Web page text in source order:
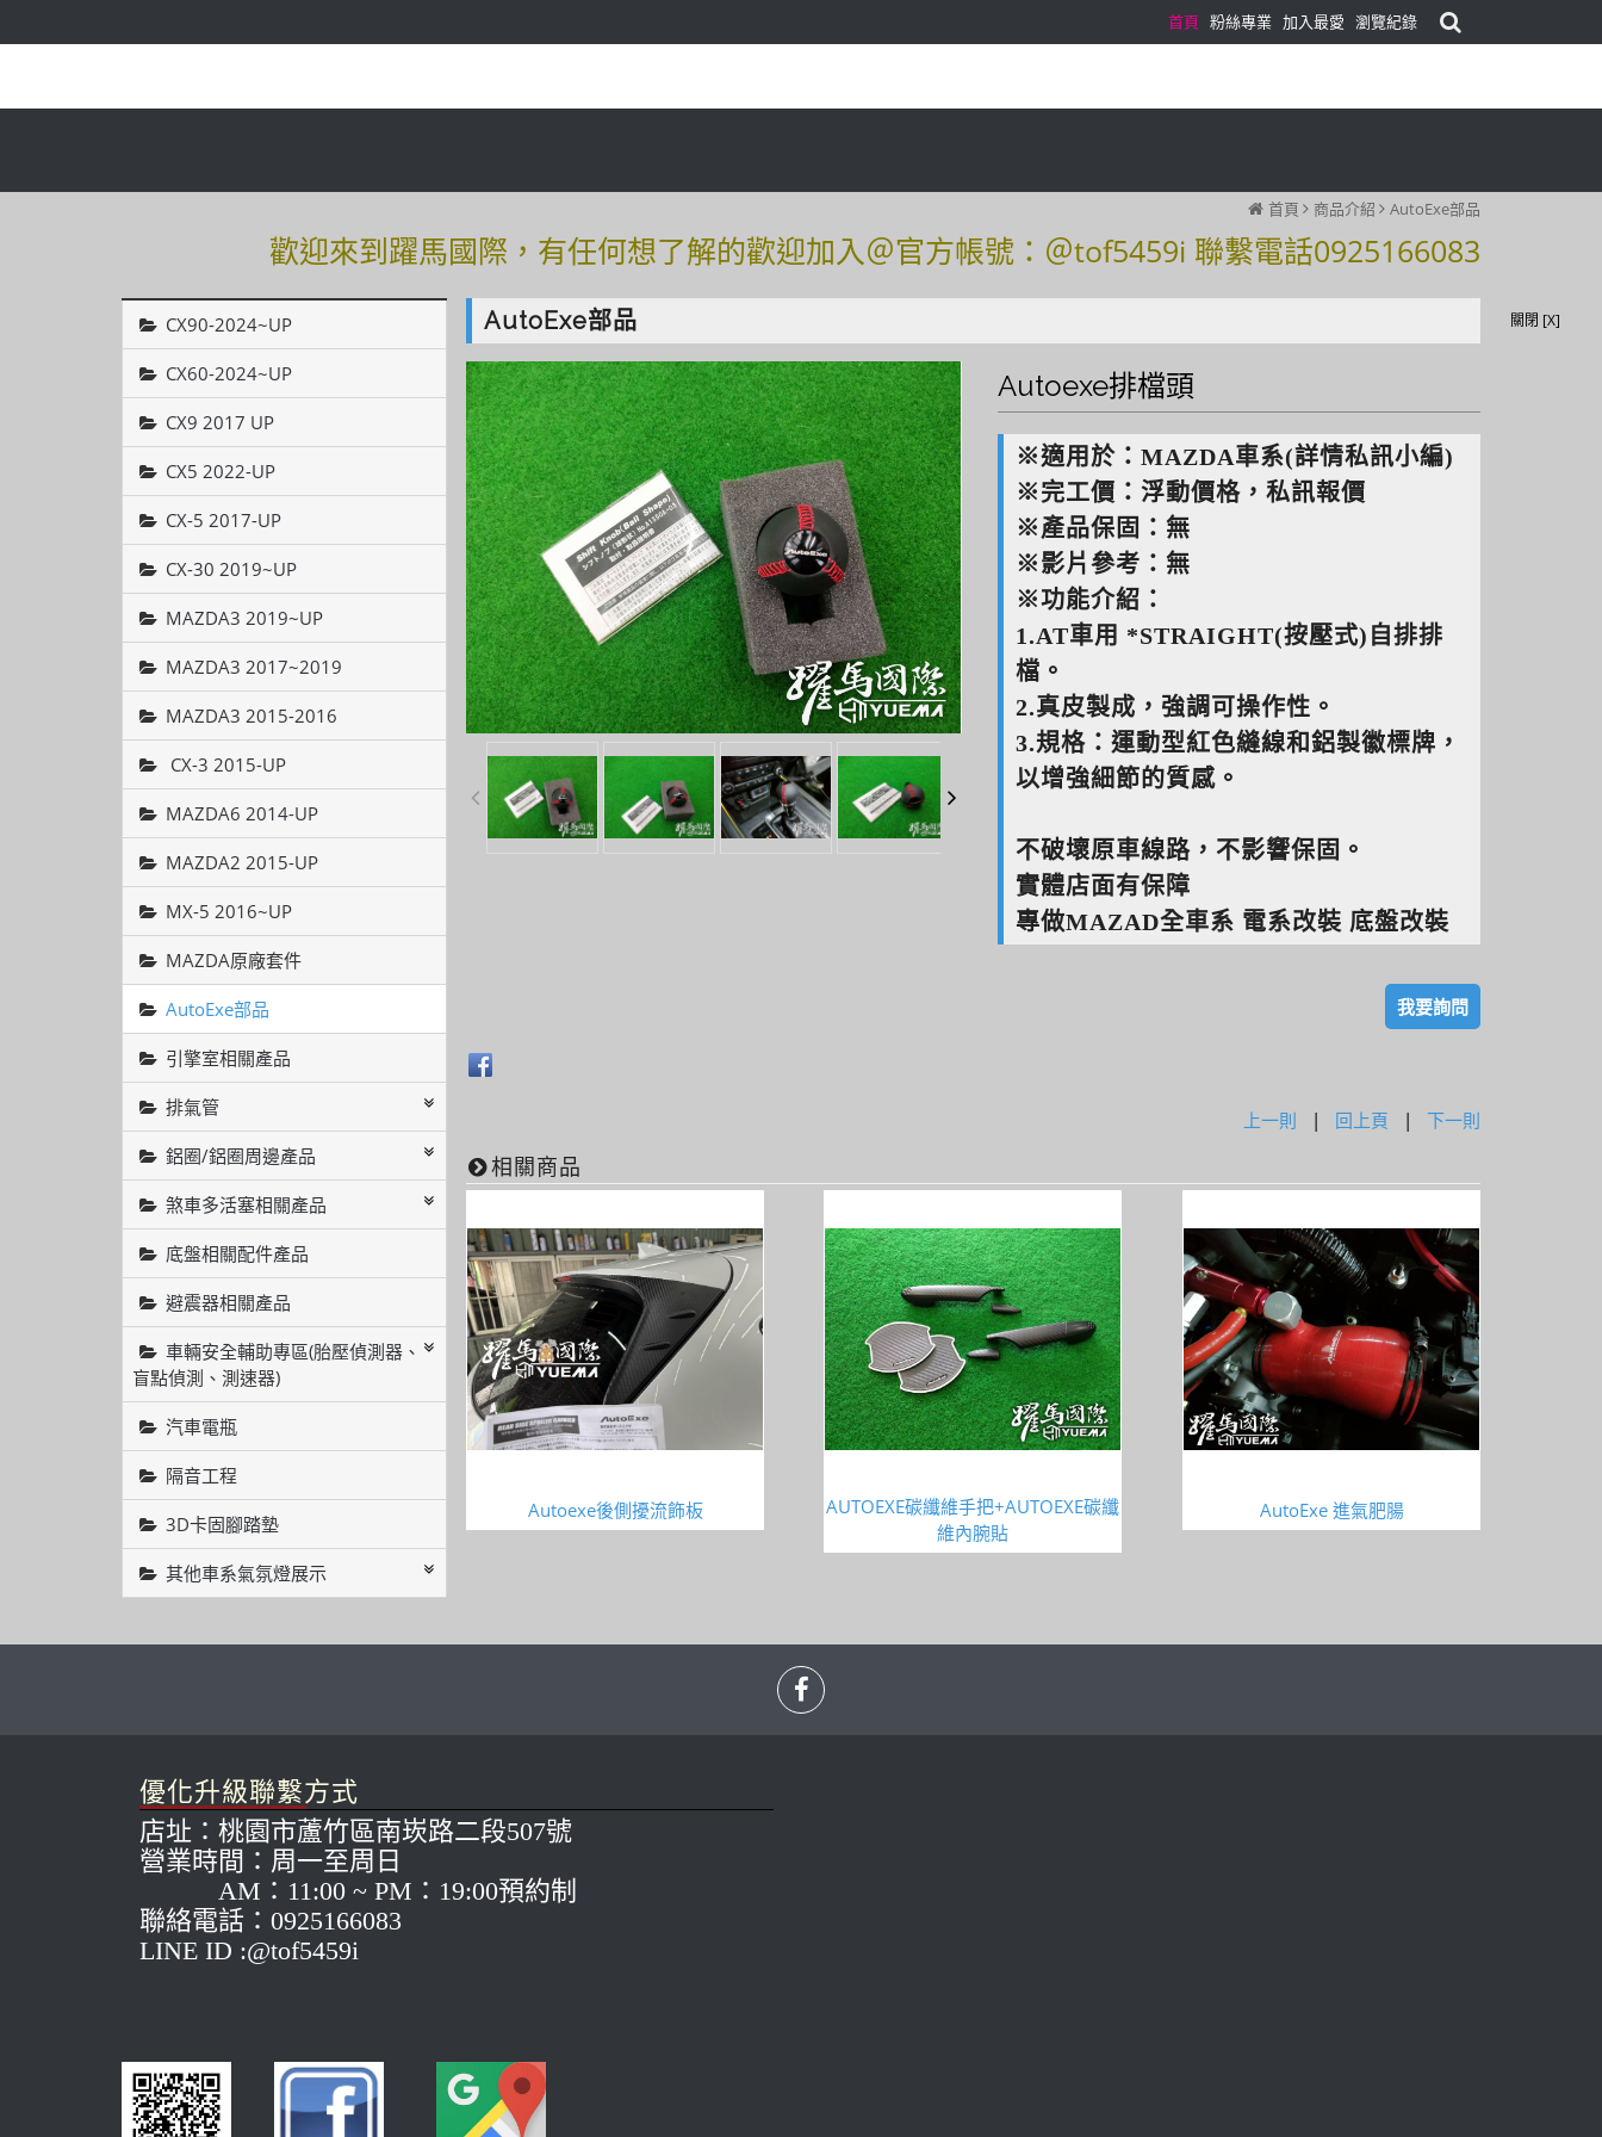
首頁 粉絲專業 加入最愛 瀏覽紀錄
首頁 商品介紹 AutoExe部品
歡迎來到躍馬國際，有任何想了解的歡迎加入＠官方帳號：＠tof5459i 聯繫電話0925166083
歡迎來到躍馬國際，有任何想了解的歡迎加入＠官方帳號：＠tof5459i 聯繫電話0925166083
CX90-2024~UP
CX60-2024~UP
CX9 2017 UP
CX5 2022-UP
CX-5 2017-UP
CX-30 2019~UP
MAZDA3 2019~UP
MAZDA3 2017~2019
MAZDA3 2015-2016
CX-3 2015-UP
MAZDA6 2014-UP
MAZDA2 2015-UP
MX-5 2016~UP
MAZDA原廠套件
AutoExe部品
引擎室相關產品
排氣管
鋁圈/鋁圈周邊產品
煞車多活塞相關產品
底盤相關配件產品
避震器相關產品
車輛安全輔助專區(胎壓偵測器、
盲點偵測、測速器)
汽車電瓶
隔音工程
3D卡固腳踏墊
其他車系氣氛燈展示
AutoExe部品
Autoexe排檔頭
※適用於：MAZDA車系(詳情私訊小編)
※完工價： 浮動價格，私訊報價
※產品保固：無
※影片參考：無
※功能介紹：
1.AT車用 *STRAIGHT(按壓式)自排排
檔。
2.真皮製成，強調可操作性。
3.規格：運動型紅色縫線和鋁製徽標牌，
以增強細節的質感。
不破壞原車線路，不影響保固。
實體店面有保障
專做MAZAD全車系 電系改裝 底盤改裝
我要詢問
上一則 | 回上頁 | 下一則
相關商品
Autoexe後側擾流飾板
AUTOEXE碳纖維手把+AUTOEXE碳纖
維內腕貼
AutoExe 進氣肥腸
優化升級聯繫方式
店址：桃園市蘆竹區南崁路二段507號
營業時間：周一至周日
AM：11:00 ~ PM：19:00預約制
聯絡電話：0925166083
LINE ID :@tof5459i
關閉 [X]